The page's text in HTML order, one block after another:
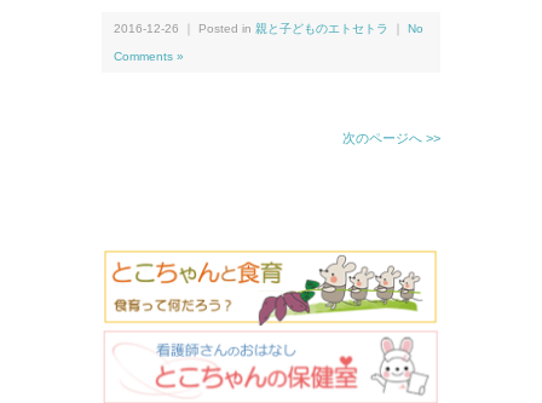
2016-12-26 ｜ Posted in 親と子どものエトセトラ No
Comments »
次のページへ >>